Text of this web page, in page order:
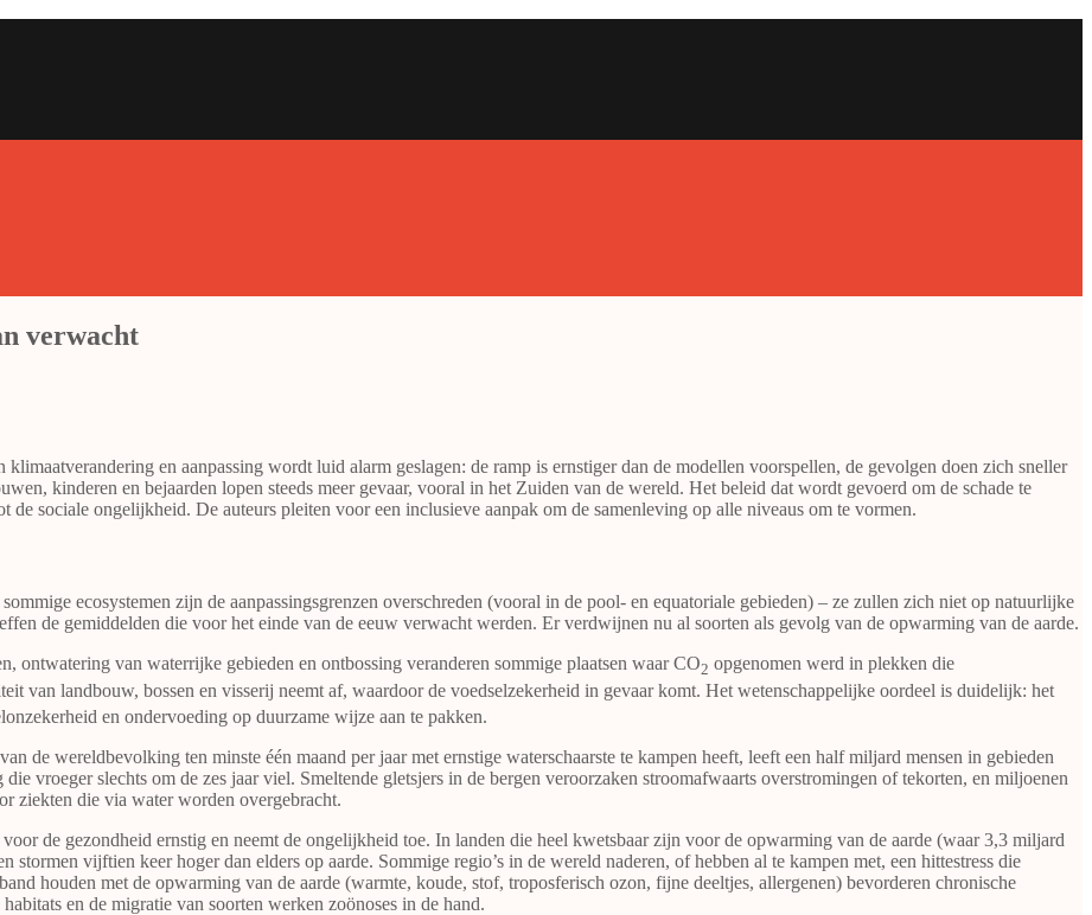
verwacht
en aanpassing wordt luid alarm geslagen: de ramp is ernstiger dan de modellen voorspellen, de gevolgen doen zich sneller
kinderen en bejaarden lopen steeds meer gevaar, vooral in het Zuiden van de wereld. Het beleid dat wordt gevoerd om de schade te
de sociale ongelijkheid. De auteurs pleiten voor een inclusieve aanpak om de samenleving op alle niveaus om te vormen.
ecosystemen zijn de aanpassingsgrenzen overschreden (vooral in de pool- en equatoriale gebieden) – ze zullen zich niet op natuurlijke
de gemiddelden die voor het einde van de eeuw verwacht werden. Er verdwijnen nu al soorten als gevolg van de opwarming van de aarde.
ontwatering van waterrijke gebieden en ontbossing veranderen sommige plaatsen waar CO2 opgenomen werd in plekken die
van landbouw, bossen en visserij neemt af, waardoor de voedselzekerheid in gevaar komt. Het wetenschappelijke oordeel is duidelijk: het
en ondervoeding op duurzame wijze aan te pakken.
de wereldbevolking ten minste één maand per jaar met ernstige waterschaarste te kampen heeft, leeft een half miljard mensen in gebieden
vroeger slechts om de zes jaar viel. Smeltende gletsjers in de bergen veroorzaken stroomafwaarts overstromingen of tekorten, en miljoenen
ziekten die via water worden overgebracht.
de gezondheid ernstig en neemt de ongelijkheid toe. In landen die heel kwetsbaar zijn voor de opwarming van de aarde (waar 3,3 miljard
vijftien keer hoger dan elders op aarde. Sommige regio’s in de wereld naderen, of hebben al te kampen met, een hittestress die
houden met de opwarming van de aarde (warmte, koude, stof, troposferisch ozon, fijne deeltjes, allergenen) bevorderen chronische
en de migratie van soorten werken zoönoses in de hand.